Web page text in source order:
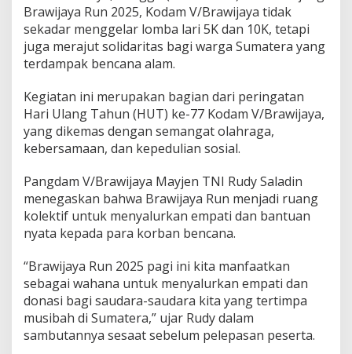
t
a
s
u
t
u
k
S
u
a
t
e
r
a
Brawijaya Run 2025, Kodam V/Brawijaya tidak
sekadar menggelar lomba lari 5K dan 10K, tetapi
juga merajut solidaritas bagi warga Sumatera yang
terdampak bencana alam.
Kegiatan ini merupakan bagian dari peringatan
Hari Ulang Tahun (HUT) ke-77 Kodam V/Brawijaya,
yang dikemas dengan semangat olahraga,
kebersamaan, dan kepedulian sosial.
Pangdam V/Brawijaya Mayjen TNI Rudy Saladin
menegaskan bahwa Brawijaya Run menjadi ruang
kolektif untuk menyalurkan empati dan bantuan
nyata kepada para korban bencana.
“Brawijaya Run 2025 pagi ini kita manfaatkan
sebagai wahana untuk menyalurkan empati dan
donasi bagi saudara-saudara kita yang tertimpa
musibah di Sumatera,” ujar Rudy dalam
sambutannya sesaat sebelum pelepasan peserta.